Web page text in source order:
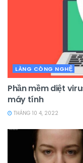
LÀNG CÔNG NGHỆ
Phần mềm diệt
máy tính
THÁNG 10 4, 2022